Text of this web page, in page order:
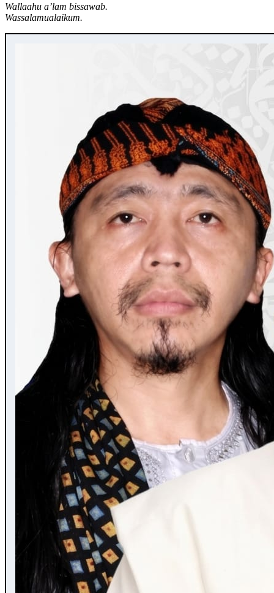
Wallaahu a’lam bissawab.
Wassalamualaikum.